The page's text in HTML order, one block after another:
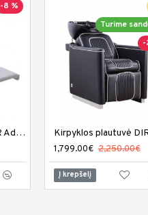
-8 %
Kirpyklos plautuvė DIR Adriano
Turime
-
1,799.00€ 2,250.00€
Į krepšelį